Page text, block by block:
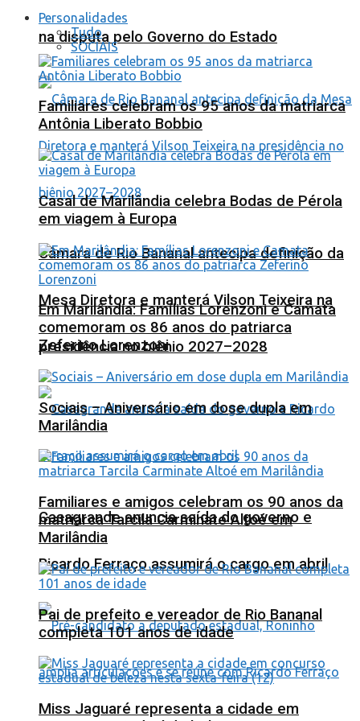
na disputa pelo Governo do Estado
Câmara de Rio Bananal antecipa definição da
Mesa Diretora e manterá Vilson Teixeira na
presidência no biênio 2027–2028
Casagrande anuncia saída do governo e
Ricardo Ferraço assumirá o cargo em abril
Personalidades
Tudo
SOCIAIS
Familiares celebram os 95 anos da matriarca
Antônia Liberato Bobbio
Casal de Marilândia celebra Bodas de Pérola
em viagem à Europa
Em Marilândia: Famílias Lorenzoni e Camata
comemoram os 86 anos do patriarca
Zeferino Lorenzoni
Sociais – Aniversário em dose dupla em
Marilândia
Familiares e amigos celebram os 90 anos da
matriarca Tarcila Carminate Altoé em
Marilândia
Pai de prefeito e vereador de Rio Bananal
completa 101 anos de idade
Miss Jaguaré representa a cidade em